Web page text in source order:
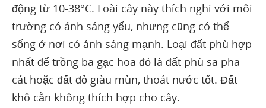
động từ 10-38°C. Loài cây này thích nghi với môi
trường có ánh sáng yếu, nhưng cũng có thể
sống ở nơi có ánh sáng mạnh. Loại đất phù hợp
nhất để trồng ba gạc hoa đỏ là đất phù sa pha
cát hoặc đất đỏ giàu mùn, thoát nước tốt. Đất
khô cằn không thích hợp cho cây.